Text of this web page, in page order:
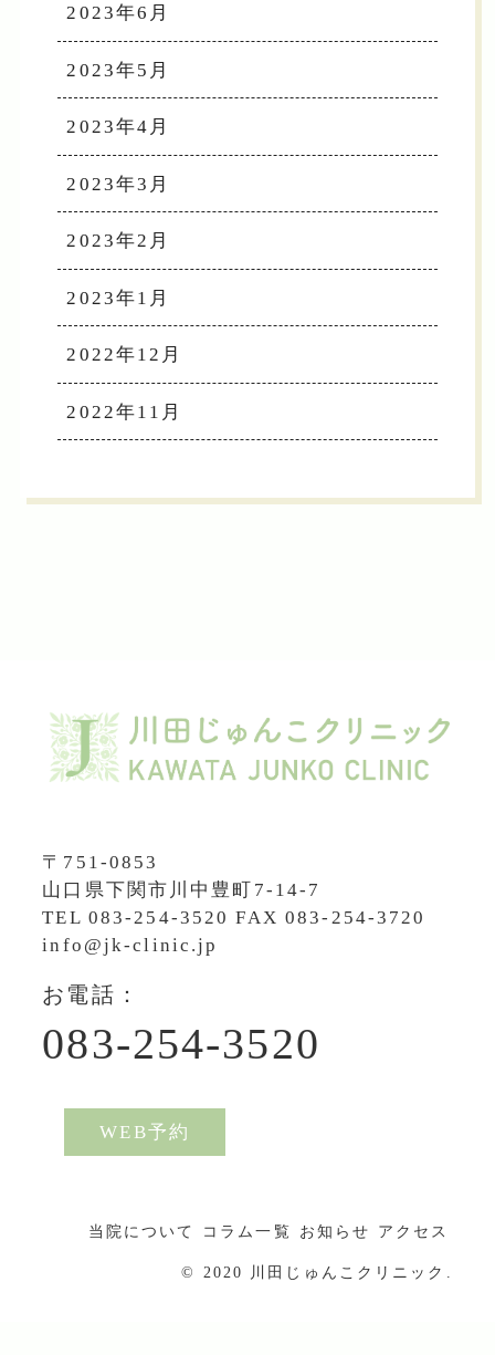
2023年6月
2023年5月
2023年4月
2023年3月
2023年2月
2023年1月
2022年12月
2022年11月
〒751-0853
山口県下関市川中豊町7-14-7
TEL 083-254-3520 FAX 083-254-3720
info@jk-clinic.jp
お電話：
083-254-3520
WEB予約
当院について コラム一覧 お知らせ アクセス
© 2020 川田じゅんこクリニック.